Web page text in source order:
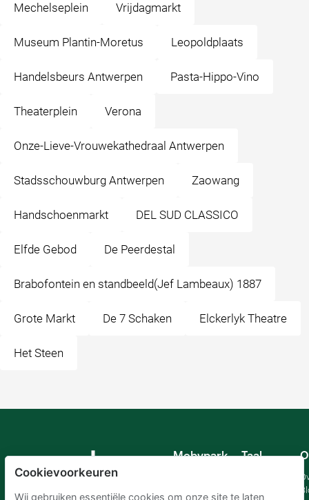
Mechelseplein Vrijdagmarkt
Museum Plantin-Moretus Leopoldplaats
Handelsbeurs Antwerpen Pasta-Hippo-Vino
Theaterplein Verona
Onze-Lieve-Vrouwekathedraal Antwerpen
Stadsschouwburg Antwerpen Zaowang
Handschoenmarkt DEL SUD CLASSICO
Elfde Gebod De Peerdestal
Brabofontein en standbeeld(Jef Lambeaux) 1887
Grote Markt De 7 Schaken Elckerlyk Theatre
Het Steen
Mobypark
Taal
Cookievoorkeuren
Wij gebruiken essentiële cookies om onze site te laten